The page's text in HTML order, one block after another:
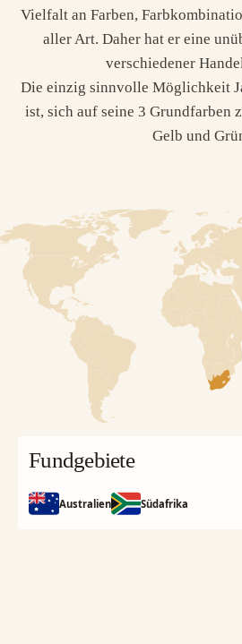
Vielfalt an Farben,
aller Art. Daher hat er eine
verschiedener
Die einzig sinnvolle Möglichkeit
ist, sich auf seine 3 Grundfarben
Gelb und
Fundgebiete
Australien Südafrika